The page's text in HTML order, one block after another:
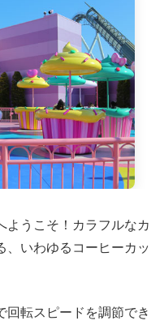
ようこそ！カラフルなカ
、いわゆるコーヒーカッ
回転スピードを調節でき